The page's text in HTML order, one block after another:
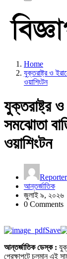
Home
যুক্তরাষ্ট্র ও
ওয়াশিংটন
যুক্তরাষ্ট্র
সমঝোতা
ওয়াশিংটন
Reporter
আন্তর্জাতিক
জুলাই ৯, ২০২৬
0 Comments
Save
আন্তর্জাতিক ডেস্ক :
প্রেক্ষাপটে চলমান এই